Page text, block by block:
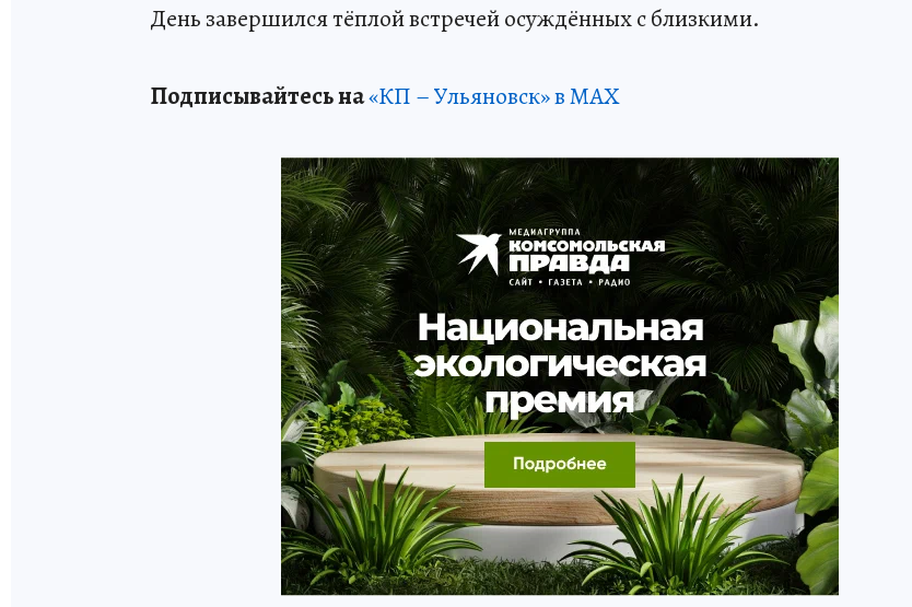
День завершился тёплой встречей осуждённых с близкими.
Подписывайтесь на«КП – Ульяновск» в MAX